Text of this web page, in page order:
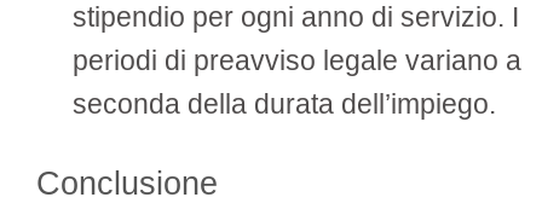
stipendio per ogni anno di servizio. I
periodi di preavviso legale variano a
seconda della durata dell’impiego.
Conclusione